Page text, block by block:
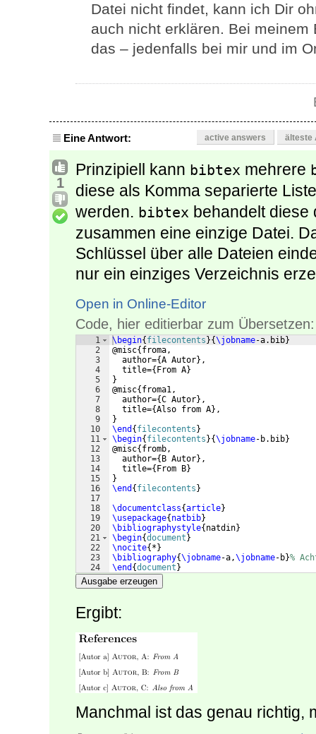
Datei nicht findet, kann ich Dir
auch nicht erklären. Bei
das – jedenfalls bei mir und im
Eine Antwort: active answers älteste
1
Prinzipiell kann bibtex mehrere
diese als Komma separierte
werden. bibtex behandelt
zusammen eine einzige Datei.
Schlüssel über alle Dateien
nur ein einziges Verzeichnis
Open in Online-Editor
Code, hier editierbar zum Übersetzen:
1
2
3
4
5
6
7
8
9
10
11
12
13
14
15
16
17
18
19
20
21
22
23
24
\begin{ filecontents }{\jobname-a.bib}
@misc{ froma,
  author=
{A Autor} ,
  title=
{ From A}
}
@misc{ froma1,
  author=
{C Autor} ,
  title=
{Also from A} ,
}
\end { filecontents }
\begin{ filecontents }{\jobname-b.bib}
@misc{ fromb,
  author=
{ B Autor} ,
  title=
{ From B}
}
\end { filecontents }
\documentclass{article}
\usepackage{ natbib}
\bibliographystyle{ natdin}
\begin{document }
\nocite{ * }
\bibliography{\jobname-a,\jobname-b}%
\end {document }
Ausgabe erzeugen
Ergibt:
Manchmal ist das genau richtig,